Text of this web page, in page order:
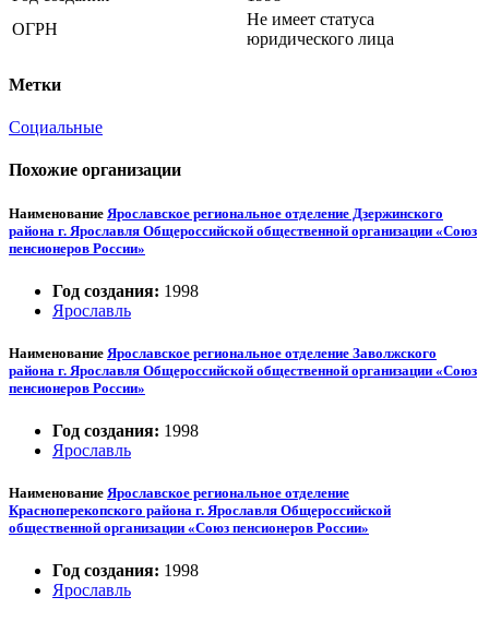
ОГРН
Не имеет статуса
юридического лица
Метки
Социальные
Похожие организации
Наименование Ярославское региональное отделение Дзержинского
района г. Ярославля Общероссийской общественной организации «Союз
пенсионеров России»
Год создания: 1998
Ярославль
Наименование Ярославское региональное отделение Заволжского
района г. Ярославля Общероссийской общественной организации «Союз
пенсионеров России»
Год создания: 1998
Ярославль
Наименование Ярославское региональное отделение
Красноперекопского района г. Ярославля Общероссийской
общественной организации «Союз пенсионеров России»
Год создания: 1998
Ярославль